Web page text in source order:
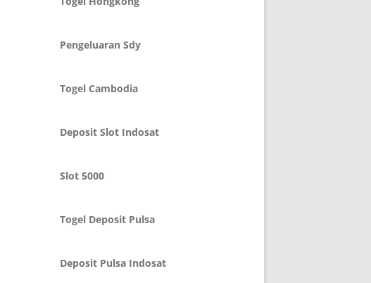
Pengeluaran Sdy
Togel Cambodia
Deposit Slot Indosat
Slot 5000
Togel Deposit Pulsa
Deposit Pulsa Indosat